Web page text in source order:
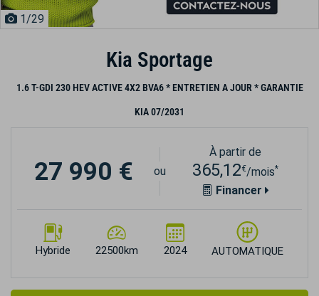
1/29
Kia Sportage
1.6 T-GDI 230 HEV ACTIVE 4X2 BVA6 * ENTRETIEN A JOUR * GARANTIE
KIA 07/2031
Hybride 22500km 2024 AUTOMATIQUE
27 990 € ou
À partir de
365,12€/mois*
Financer